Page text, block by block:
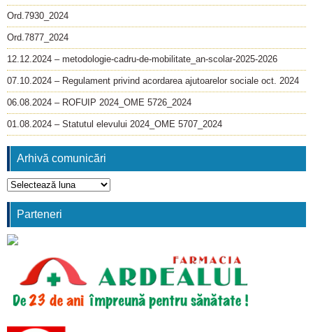
Ord.7930_2024
Ord.7877_2024
12.12.2024 – metodologie-cadru-de-mobilitate_an-scolar-2025-2026
07.10.2024 – Regulament privind acordarea ajutoarelor sociale oct. 2024
06.08.2024 – ROFUIP 2024_OME 5726_2024
01.08.2024 – Statutul elevului 2024_OME 5707_2024
Arhivă comunicări
Arhivă
comunicări
Parteneri